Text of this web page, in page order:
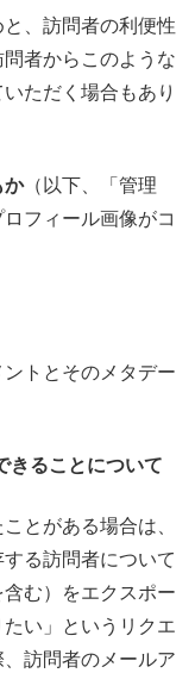
、訪問者の利便性
者からこのような
ただく場合もあり
か（以下、「管理
フィール画像がコ
トとそのメタデー
きることについて
とがある場合は、
る訪問者について
む）をエクスポー
い」というリクエ
訪問者のメールア